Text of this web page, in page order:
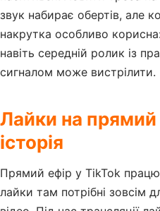
звук набирає обертів, але
накрутка особливо
навіть середній ролик із
сигналом може вистрілити.
Лайки на
історія
Прямий ефір у TikTok
лайки там потрібні зовсім